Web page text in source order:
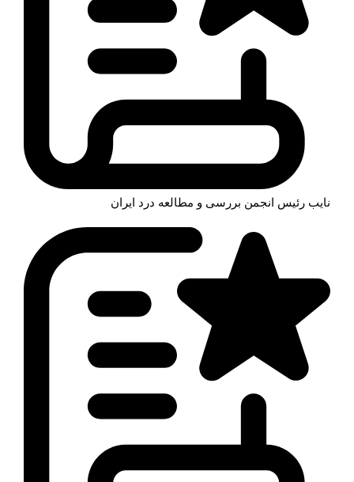
نایب رئيس انجمن بررسی و مطالعه درد ایران